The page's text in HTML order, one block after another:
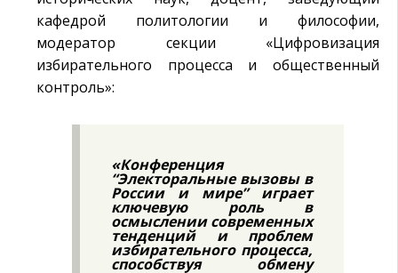
кафедрой политологии и философии,
модератор секции «Цифровизация
избирательного процесса и общественный
контроль»:
«Конференция
“Электоральные вызовы в
России и мире” играет
ключевую роль в
осмыслении современных
тенденций и проблем
избирательного процесса,
способствуя обмену